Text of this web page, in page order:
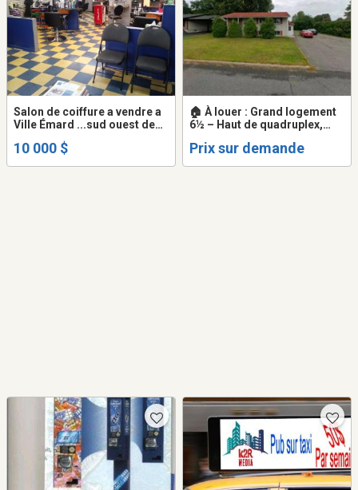
Salon de coiffure a vendre a
Ville Émard ...sud ouest de
10,000
10 000 $
🏠 À louer : Grand logement
6½ – Haut de quadruplex,
Prix sur demande